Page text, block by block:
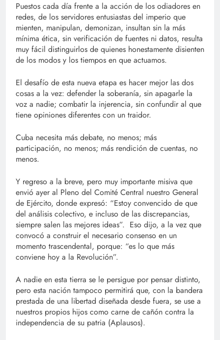
Puestos cada día frente a la acción de los odiadores en
redes, de los servidores entusiastas del imperio que
mienten, manipulan, demonizan, insultan sin la más
mínima ética, sin verificación de fuentes ni datos, resulta
muy fácil distinguirlos de quienes honestamente disienten
de los modos y los tiempos en que actuamos.
El desafío de esta nueva etapa es hacer mejor las dos
cosas a la vez: defender la soberanía, sin apagarle la
voz a nadie; combatir la injerencia, sin confundir al que
tiene opiniones diferentes con un traidor.
Cuba necesita más debate, no menos; más
participación, no menos; más rendición de cuentas, no
menos.
Y regreso a la breve, pero muy importante misiva que
envió ayer al Pleno del Comité Central nuestro General
de Ejército, donde expresó: “Estoy convencido de que
del análisis colectivo, e incluso de las discrepancias,
siempre salen las mejores ideas”. Eso dijo, a la vez que
convocó a construir el necesario consenso en un
momento trascendental, porque: “es lo que más
conviene hoy a la Revolución”.
A nadie en esta tierra se le persigue por pensar distinto,
pero esta nación tampoco permitirá que, con la bandera
prestada de una libertad diseñada desde fuera, se use a
nuestros propios hijos como carne de cañón contra la
independencia de su patria (Aplausos).